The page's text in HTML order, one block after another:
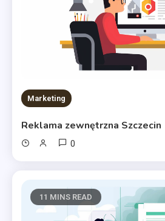
Marketing
Reklama zewnętrzna Szczecin
0
11 MINS READ